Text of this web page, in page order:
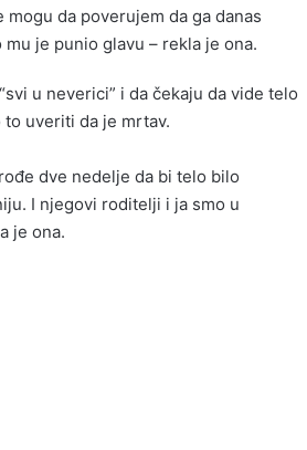
mogu da poverujem da ga danas
mu je punio glavu – rekla je ona.
u neverici” i da čekaju da vide telo
uveriti da je mrtav.
dve nedelje da bi telo bilo
I njegovi roditelji i ja smo u
je ona.